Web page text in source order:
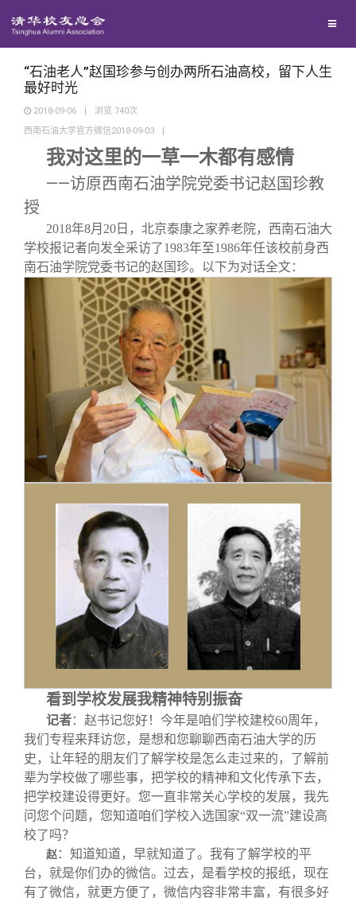
西南联大校友会
义工计划
新媒体平台
青春风采
校友文苑
校友讲坛
校友服务
终身学习
信息化服务
三创大赛
实用信息
校友总会
总会简介
会长致辞
总会章程
理事会名单
制度法规
联系我们
关闭
“石油老人”赵国珍参与创办两所石油高校，留下人生
最好时光
2018-09-06 | 浏览 740次
西南石油大学官方微信2018-09-03
|
我对这里的一草一木都有感情
——访原西南石油学院党委书记赵国珍教
授
2018年8月20日，北京泰康之家养老院，西南石油大
学校报记者向发全采访了1983年至1986年任该校前身西
南石油学院党委书记的赵国珍。以下为对话全文：
看到学校发展我精神特别振奋
记者：赵书记您好！今年是咱们学校建校60周年，
我们专程来拜访您，是想和您聊聊西南石油大学的历
史，让年轻的朋友们了解学校是怎么走过来的，了解前
辈为学校做了哪些事，把学校的精神和文化传承下去，
把学校建设得更好。您一直非常关心学校的发展，我先
问您个问题，您知道咱们学校入选国家“双一流”建设高
校了吗？
赵：知道知道，早就知道了。我有了解学校的平
台，就是你们办的微信。过去，是看学校的报纸，现在
有了微信，就更方便了，微信内容非常丰富，有很多好